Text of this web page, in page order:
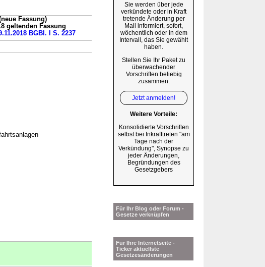
Fassung)
geltenden Fassung
BGBl. I S. 2237
Sie werden über jede
verkündete oder in Kraft
tretende Änderung per
Mail informiert, sofort,
wöchentlich oder in dem
Intervall, das Sie gewählt
haben.
Stellen Sie Ihr Paket zu
überwachender
Vorschriften beliebig
zusammen.
Jetzt anmelden!
Weitere Vorteile:
Konsolidierte Vorschriften
selbst bei Inkrafttreten "am
Tage nach der
Verkündung", Synopse zu
jeder Änderungen,
Begründungen des
Gesetzgebers
Für Ihr Blog oder Forum -
Gesetze verknüpfen
Für Ihre Internetseite -
Ticker aktuellste
Gesetzesänderungen